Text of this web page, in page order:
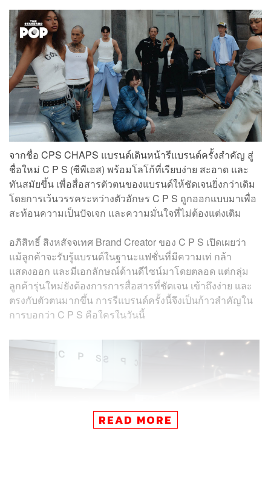
จากชื่อ CPS CHAPS แบรนด์เดินหน้ารีแบรนด์ครั้งสำคัญ สู่
ชื่อใหม่ C P S (ซีพีเอส) พร้อมโลโก้ที่เรียบง่าย สะอาด และ
ทันสมัยขึ้น เพื่อสื่อสารตัวตนของแบรนด์ให้ชัดเจนยิ่งกว่าเดิม
โดยการเว้นวรรคระหว่างตัวอักษร C P S ถูกออกแบบมาเพื่อ
สะท้อนความเป็นปัจเจก และความมั่นใจที่ไม่ต้องแต่งเติม
อภิสิทธิ์ สิงหสัจจเทศ Brand Creator ของ C P S เปิดเผยว่า
แม้ลูกค้าจะรับรู้แบรนด์ในฐานะแฟชั่นที่มีความเท่ กล้า
แสดงออก และมีเอกลักษณ์ด้านดีไซน์มาโดยตลอด แต่กลุ่ม
ลูกค้ารุ่นใหม่ยังต้องการการสื่อสารที่ชัดเจน เข้าถึงง่าย และ
ตรงกับตัวตนมากขึ้น การรีแบรนด์ครั้งนี้จึงเป็นก้าวสำคัญใน
การบอกว่า C P S คือใครในวันนี้
READ MORE